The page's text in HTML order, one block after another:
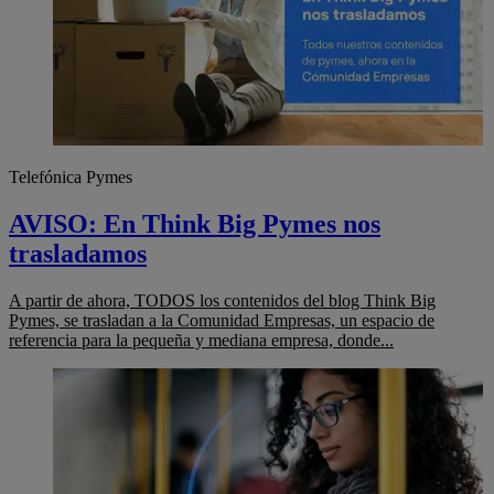
Telefónica Pymes
AVISO: En Think Big Pymes nos
trasladamos
A partir de ahora, TODOS los contenidos del blog Think Big
Pymes, se trasladan a la Comunidad Empresas, un espacio de
referencia para la pequeña y mediana empresa, donde...